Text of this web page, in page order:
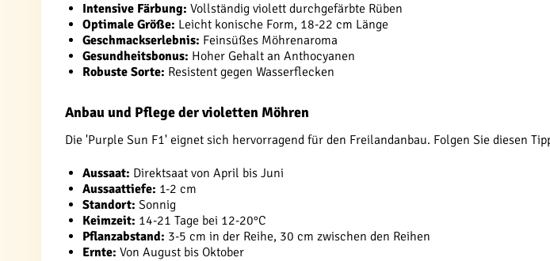
Intensive Färbung: Vollständig violett durchgefärbte Rüben
Optimale Größe: Leicht konische Form, 18-22 cm Länge
Geschmackserlebnis: Feinsüßes Möhrenaroma
Gesundheitsbonus: Hoher Gehalt an Anthocyanen
Robuste Sorte: Resistent gegen Wasserflecken
Anbau und Pflege der violetten Möhren
Die 'Purple Sun F1' eignet sich hervorragend für den Freilandanbau. Folgen Sie diesen
Aussaat: Direktsaat von April bis Juni
Aussaattiefe: 1-2 cm
Standort: Sonnig
Keimzeit: 14-21 Tage bei 12-20°C
Pflanzabstand: 3-5 cm in der Reihe, 30 cm zwischen den Reihen
Ernte: Von August bis Oktober